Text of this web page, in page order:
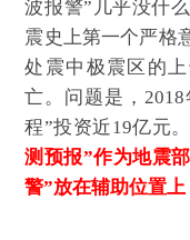
波报警”几乎没什
震史上第一个严格
处震中极震区的
亡。问题是， 2018
程”投资近19亿元。
测预报”作为地震
警”放在辅助位置上